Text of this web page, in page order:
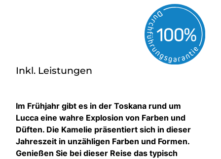
Heimatland ändern:
Inkl. Leistungen
Im Frühjahr gibt es in der Toskana rund um
Lucca eine wahre Explosion von Farben und
Düften. Die Kamelie präsentiert sich in dieser
Jahreszeit in unzähligen Farben und Formen.
Genießen Sie bei dieser Reise das typisch